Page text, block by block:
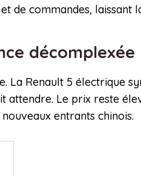
commandes, laissant
décomplexée
Renault 5 électrique
attendre. Le prix reste
entrants chinois.